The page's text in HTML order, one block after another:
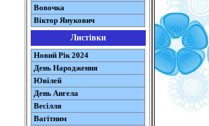
Вовочка
Віктор Янукович
Листівки
Новий Рік 2024
День Народження
Ювілей
День Ангела
Весілля
Вагітним